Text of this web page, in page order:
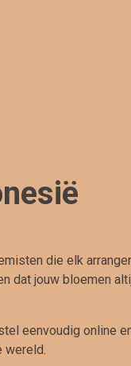
die elk
dat jouw bloemen
eenvoudig online
wereld.